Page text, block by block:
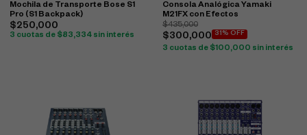
Mochila de Transporte Bose S1
Pro (S1 Backpack)
$250,000
3 cuotas de $83,334 sin interés
Consola Analógica Yamaki
M21FX con Efectos
$435,000
$300,000 31% OFF
3 cuotas de $100,000 sin interés